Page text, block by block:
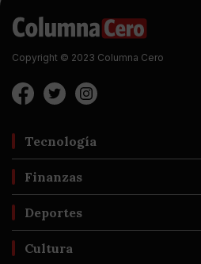
Copyright © 2023 Columna Cero
Tecnología
Finanzas
Deportes
Cultura